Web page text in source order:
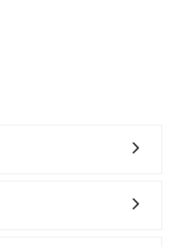
最靠近的新竹高鐵站，叫